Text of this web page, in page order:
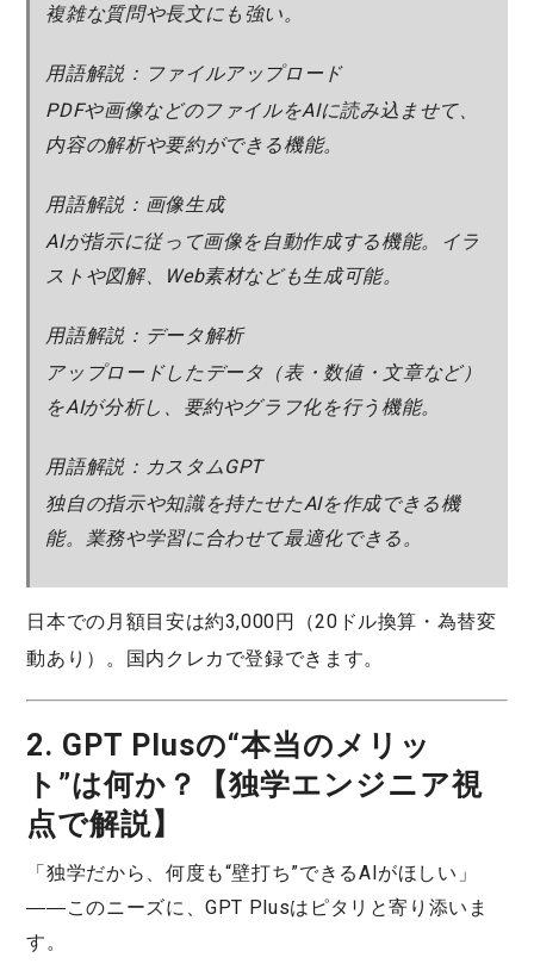
複雑な質問や長文にも強い。
用語解説：ファイルアップロード
PDFや画像などのファイルをAIに読み込ませて、
内容の解析や要約ができる機能。
用語解説：画像生成
AIが指示に従って画像を自動作成する機能。イラ
ストや図解、Web素材なども生成可能。
用語解説：データ解析
アップロードしたデータ（表・数値・文章など）
をAIが分析し、要約やグラフ化を行う機能。
用語解説：カスタムGPT
独自の指示や知識を持たせたAIを作成できる機
能。業務や学習に合わせて最適化できる。
日本での月額目安は約3,000円（20ドル換算・為替変
動あり）。国内クレカで登録できます。
2. GPT Plusの“本当のメリッ
ト”は何か？【独学エンジニア視
点で解説】
「独学だから、何度も“壁打ち”できるAIがほしい」
――このニーズに、GPT Plusはピタリと寄り添いま
す。